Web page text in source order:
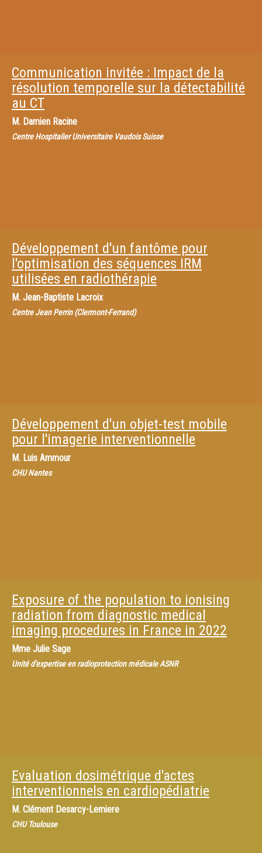
Communication invitée : Impact de la
résolution temporelle sur la détectabilité
au CT
M. Damien Racine
Centre Hospitalier Universitaire Vaudois Suisse
Développement d'un fantôme pour
l'optimisation des séquences IRM
utilisées en radiothérapie
M. Jean-Baptiste Lacroix
Centre Jean Perrin (Clermont-Ferrand)
Développement d'un objet-test mobile
pour l'imagerie interventionnelle
M. Luis Ammour
CHU Nantes
Exposure of the population to ionising
radiation from diagnostic medical
imaging procedures in France in 2022
Mme Julie Sage
Unité d'expertise en radioprotection médicale ASNR
Evaluation dosimétrique d'actes
interventionnels en cardiopédiatrie
M. Clément Desarcy-Lemiere
CHU Toulouse